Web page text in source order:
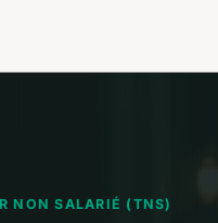
NON SALARIÉ (TNS)